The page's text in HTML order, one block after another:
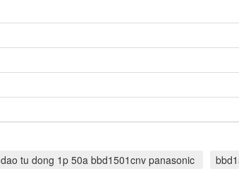
tu dong 1p 50a bbd1501cnv panasonic